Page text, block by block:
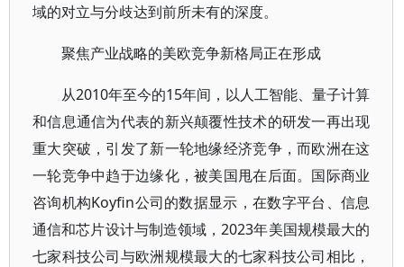
域的对立与分歧达到前所未有的深度。
聚焦产业战略的美欧竞争新格局正在形成
从2010年至今的15年间，以人工智能、量子计算
和信息通信为代表的新兴颠覆性技术的研发一再出现
重大突破，引发了新一轮地缘经济竞争，而欧洲在这
一轮竞争中趋于边缘化，被美国甩在后面。国际商业
咨询机构Koyfin公司的数据显示，在数字平台、信息
通信和芯片设计与制造领域，2023年美国规模最大的
七家科技公司与欧洲规模最大的七家科技公司相比，